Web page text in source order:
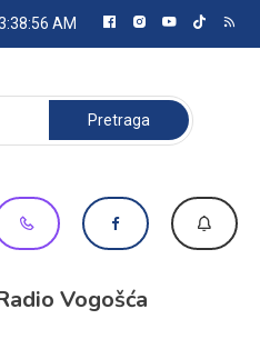
AM
Pretraga:
Vogošća